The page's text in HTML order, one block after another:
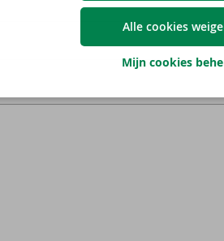
Alle cookies
Mijn cookies